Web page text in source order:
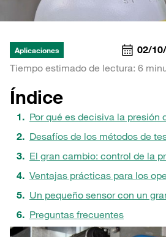
Aplicaciones 02/
Tiempo estimado de lectura: 6
Índice
Por qué es decisiva la presión
Desafíos de los métodos de
El gran cambio: control de la
Ventajas prácticas para los
Un pequeño sensor con un
Preguntas frecuentes